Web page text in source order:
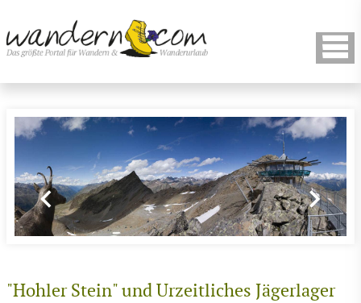
"Hohler Stein" und Urzeitliches Jägerlager